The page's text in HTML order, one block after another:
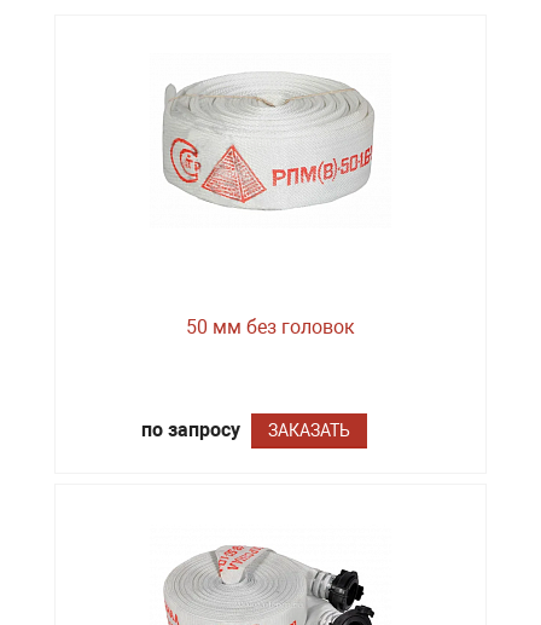
50 мм без головок
по запросу ЗАКАЗАТЬ